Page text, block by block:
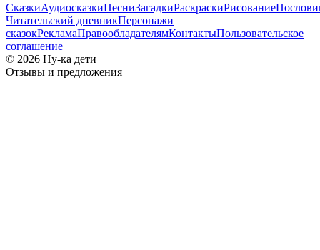
СказкиАудиосказкиПесниЗагадкиРаскраскиРисование
Читательский дневникПерсонажи
сказокРекламаПравообладателямКонтактыПользовательское
соглашение
© 2026 Ну-ка дети
Отзывы и предложения